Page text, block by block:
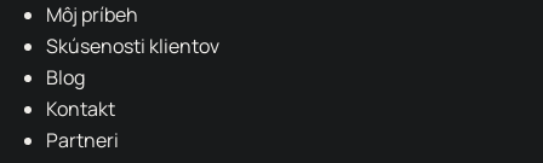
Môj príbeh
Skúsenosti klientov
Blog
Kontakt
Partneri